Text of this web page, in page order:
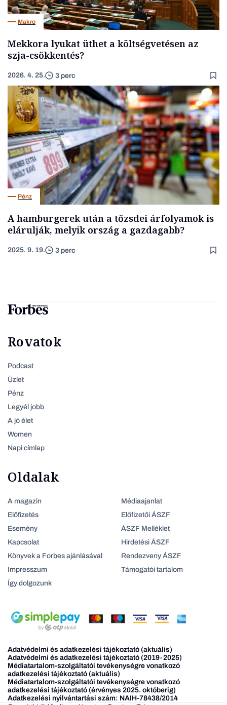
Makro
Mekkora lyukat üthet a költségvetésen az
szja-csökkentés?
2026. 4. 25. 3 perc
Pénz
A hamburgerek után a tőzsdei árfolyamok is
elárulják, melyik ország a gazdagabb?
2025. 9. 19. 3 perc
Rovatok
Podcast
Üzlet
Pénz
Legyél jobb
A jó élet
Women
Napi címlap
Oldalak
A magazin
Előfizetés
Esemény
Kapcsolat
Könyvek a Forbes ajánlásával
Impresszum
Így dolgozunk
Médiaajanlat
Előfizetői ÁSZF
ÁSZF Melléklet
Hirdetési ÁSZF
Rendezveny ÁSZF
Támogatói tartalom
Adatvédelmi és adatkezelési tájékoztató (aktuális)
Adatvédelmi és adatkezelési tájékoztató (2019-2025)
Médiatartalom-szolgáltatói tevékenységre vonatkozó
adatkezelési tájékoztató (aktuális)
Médiatartalom-szolgáltatói tevékenységre vonatkozó
adatkezelési tájékoztató (érvényes 2025. októberig)
Adatkezelési nyilvántartási szám: NAIH-78438/2014